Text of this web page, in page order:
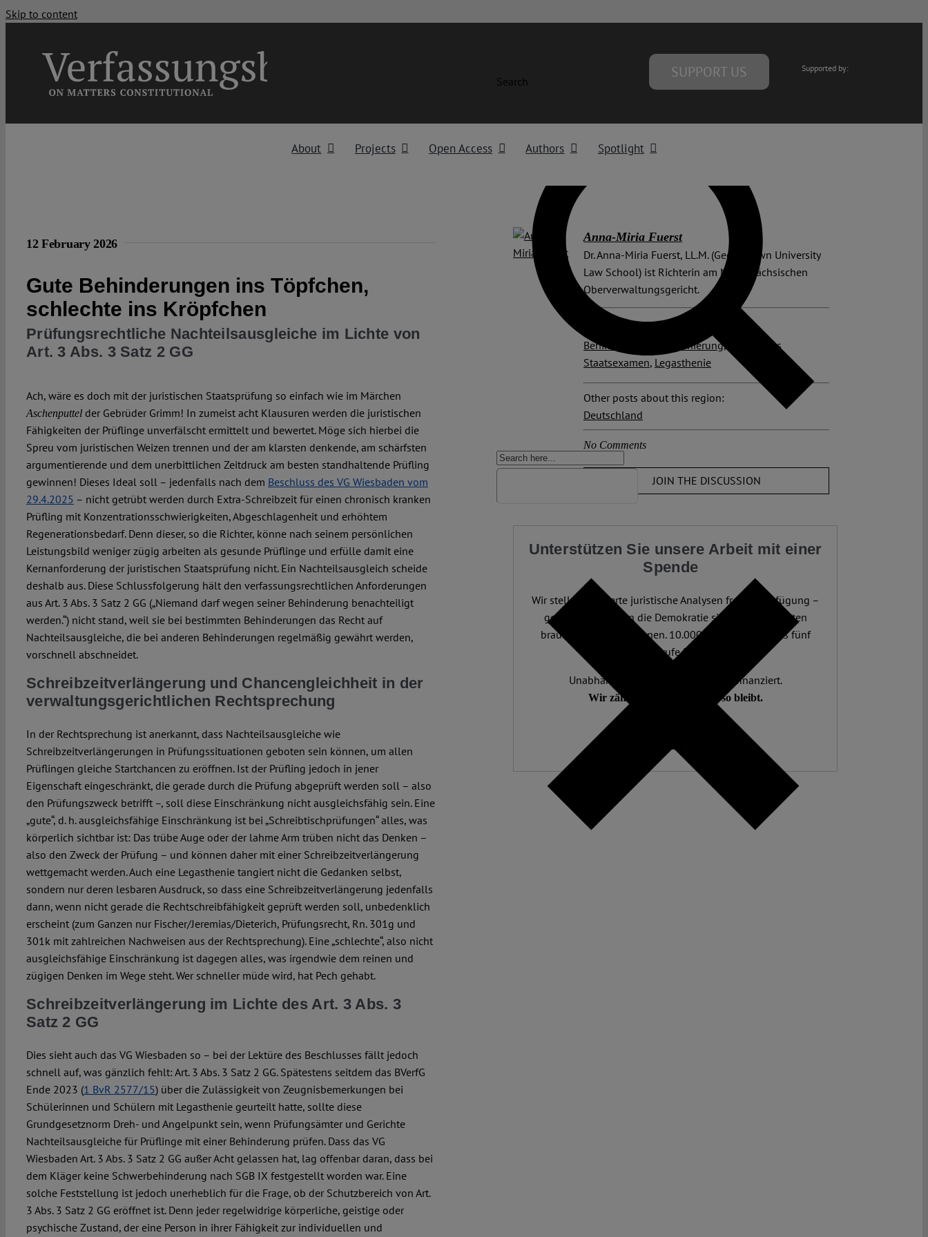
Skip to content
Search
SUPPORT US Supported by:
About Projects Open Access Authors Spotlight
12 February 2026
Gute Behinderungen ins Töpfchen,
schlechte ins Kröpfchen
Prüfungsrechtliche Nachteilsausgleiche im Lichte von
Art. 3 Abs. 3 Satz 2 GG
Ach, wäre es doch mit der juristischen Staatsprüfung so einfach wie im Märchen
Aschenputtelder Gebrüder Grimm! In zumeist acht Klausuren werden die juristischen
Fähigkeiten der Prüflinge unverfälscht ermittelt und bewertet. Möge sich hierbei die
Spreu vom juristischen Weizen trennen und der am klarsten denkende, am schärfsten
argumentierende und dem unerbittlichen Zeitdruck am besten standhaltende Prüfling
gewinnen! Dieses Ideal soll – jedenfalls nach dem Beschluss des VG Wiesbaden vom
29.4.2025 – nicht getrübt werden durch Extra-Schreibzeit für einen chronisch kranken
Prüfling mit Konzentrationsschwierigkeiten, Abgeschlagenheit und erhöhtem
Regenerationsbedarf. Denn dieser, so die Richter, könne nach seinem persönlichen
Leistungsbild weniger zügig arbeiten als gesunde Prüflinge und erfülle damit eine
Kernanforderung der juristischen Staatsprüfung nicht. Ein Nachteilsausgleich scheide
deshalb aus. Diese Schlussfolgerung hält den verfassungsrechtlichen Anforderungen
aus Art. 3 Abs. 3 Satz 2 GG („Niemand darf wegen seiner Behinderung benachteiligt
werden.“) nicht stand, weil sie bei bestimmten Behinderungen das Recht auf
Nachteilsausgleiche, die bei anderen Behinderungen regelmäßig gewährt werden,
vorschnell abschneidet.
Schreibzeitverlängerung und Chancengleichheit in der
verwaltungsgerichtlichen Rechtsprechung
In der Rechtsprechung ist anerkannt, dass Nachteilsausgleiche wie
Schreibzeitverlängerungen in Prüfungssituationen geboten sein können, um allen
Prüflingen gleiche Startchancen zu eröffnen. Ist der Prüfling jedoch in jener
Eigenschaft eingeschränkt, die gerade durch die Prüfung abgeprüft werden soll – also
den Prüfungszweck betrifft –, soll diese Einschränkung nicht ausgleichsfähig sein. Eine
„gute“, d. h. ausgleichsfähige Einschränkung ist bei „Schreibtischprüfungen“ alles, was
körperlich sichtbar ist: Das trübe Auge oder der lahme Arm trüben nicht das Denken –
also den Zweck der Prüfung – und können daher mit einer Schreibzeitverlängerung
wettgemacht werden. Auch eine Legasthenie tangiert nicht die Gedanken selbst,
sondern nur deren lesbaren Ausdruck, so dass eine Schreibzeitverlängerung jedenfalls
dann, wenn nicht gerade die Rechtschreibfähigkeit geprüft werden soll, unbedenklich
erscheint (zum Ganzen nur Fischer/Jeremias/Dieterich, Prüfungsrecht, Rn. 301g und
301k mit zahlreichen Nachweisen aus der Rechtsprechung). Eine „schlechte“, also nicht
ausgleichsfähige Einschränkung ist dagegen alles, was irgendwie dem reinen und
zügigen Denken im Wege steht. Wer schneller müde wird, hat Pech gehabt.
Schreibzeitverlängerung im Lichte des Art. 3 Abs. 3
Satz 2 GG
Dies sieht auch das VG Wiesbaden so – bei der Lektüre des Beschlusses fällt jedoch
schnell auf, was gänzlich fehlt: Art. 3 Abs. 3 Satz 2 GG. Spätestens seitdem das BVerfG
Ende 2023 (1 BvR 2577/15) über die Zulässigkeit von Zeugnisbemerkungen bei
Schülerinnen und Schülern mit Legasthenie geurteilt hatte, sollte diese
Grundgesetznorm Dreh- und Angelpunkt sein, wenn Prüfungsämter und Gerichte
Nachteilsausgleiche für Prüflinge mit einer Behinderung prüfen. Dass das VG
Wiesbaden Art. 3 Abs. 3 Satz 2 GG außer Acht gelassen hat, lag offenbar daran, dass bei
dem Kläger keine Schwerbehinderung nach SGB IX festgestellt worden war. Eine
solche Feststellung ist jedoch unerheblich für die Frage, ob der Schutzbereich von Art.
3 Abs. 3 Satz 2 GG eröffnet ist. Denn jeder regelwidrige körperliche, geistige oder
psychische Zustand, der eine Person in ihrer Fähigkeit zur individuellen und
Anna-Miria Fuerst
Dr. Anna-Miria Fuerst, LL.M. (Georgetown University
Law School) ist Richterin am Niedersächsischen
Oberverwaltungsgericht.
Behinderung
Diskriminierung,
Juristisches
Staatsexamen, Legasthenie
Other posts about this region:
Deutschland
No Comments
JOIN THE DISCUSSION
Unterstützen Sie unsere Arbeit mit einer
Spende
Wir stellen fundierte juristische Analysen frei zur Verfügung –
gerade dann, wenn die Demokratie sie am dringendsten
braucht. 4.500 Autor:innen. 10.000 Beiträge. Mehr als fünf
Millionen Aufrufe im letzten Jahr.
Unabhängig. Open Access. Spendenfinanziert.
Wir zählen auf Sie, damit es so bleibt.